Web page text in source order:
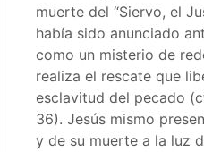
muerte del “Siervo, el
había sido anunciado
como un misterio de
realiza el rescate que
esclavitud del pecado
36). Jesús mismo
y de su muerte a la luz